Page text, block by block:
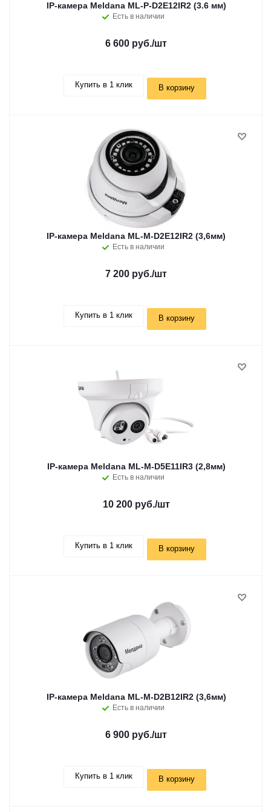
IP-камера Meldana ML-P-D2E12IR2 (3.6 мм)
Есть в наличии
6 600 руб./шт
Купить в 1 клик В корзину
IP-камера Meldana ML-M-D2E12IR2 (3,6мм)
Есть в наличии
7 200 руб./шт
Купить в 1 клик В корзину
IP-камера Meldana ML-M-D5E11IR3 (2,8мм)
Есть в наличии
10 200 руб./шт
Купить в 1 клик В корзину
IP-камера Meldana ML-M-D2B12IR2 (3,6мм)
Есть в наличии
6 900 руб./шт
Купить в 1 клик В корзину